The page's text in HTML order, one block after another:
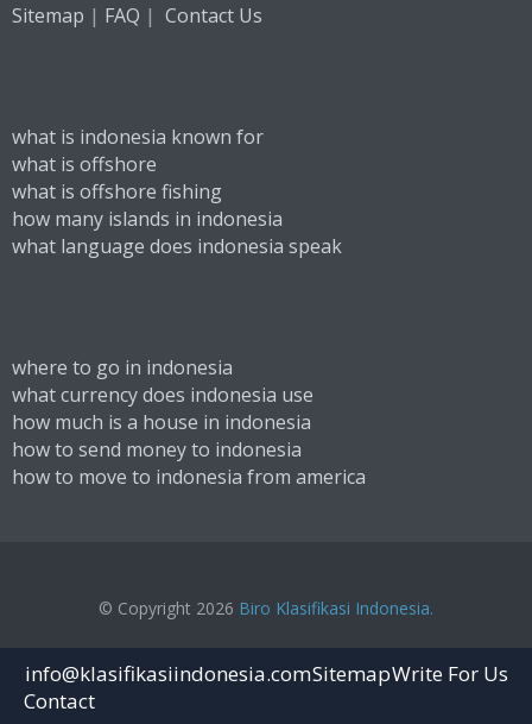
Sitemap | FAQ | Contact Us
what is indonesia known for
what is offshore
what is offshore fishing
how many islands in indonesia
what language does indonesia speak
where to go in indonesia
what currency does indonesia use
how much is a house in indonesia
how to send money to indonesia
how to move to indonesia from america
© Copyright 2026 Biro Klasifikasi Indonesia.
info@klasifikasiindonesia.comSitemapWrite For Us
Contact